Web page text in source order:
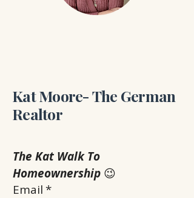
Kat Moore- The German
Realtor
The Kat Walk To
Homeownership 😉
Email *